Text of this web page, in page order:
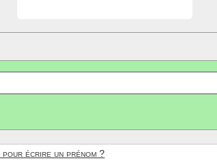
pour écrire un prénom ?